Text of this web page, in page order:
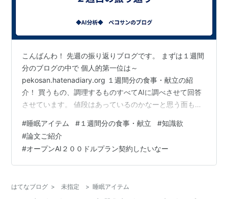
こんばんわ！ 先週の振り返りブログです。 まずは１週間
分のブログの中で 個人的第一位は～
pekosan.hatenadiary.org １週間分の食事・献立の紹
介！ 買うもの、調理するものすべてAIに調べさせて回答
させています。 値段はあっているのかなーと思う面もあ
するがｗ） 発展させていくと面白いものができるかもと
期待しております。 そして最近、睡眠の質にこだわり始
めた私。 お試しで作ったのがこちら。安い睡眠グッズで
満足もありだけど 睡眠にはこだわりたいなーという思い
ザーの猫 ココロが睡眠…
#睡眠アイテム # １週間分の食事・献立 #知識欲
#論文ご紹介
#オープンAI２００ドルプラン契約したいなー
はてなブログ > 未指定 > 睡眠アイテム